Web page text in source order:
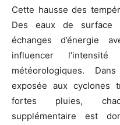
Cette hausse des
Des eaux de surface
échanges d’énergie
influencer
météorologiques.
exposée aux cyclones
fortes pluies,
supplémentaire est